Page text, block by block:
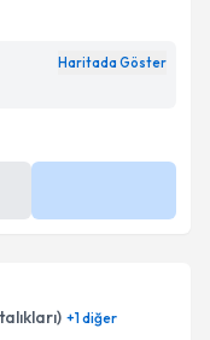
Haritada Göster
+1diğer